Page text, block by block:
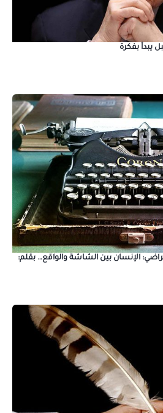
يبدأ بفكرة
الإنسان بين الشاشة والواقع… بقلم: